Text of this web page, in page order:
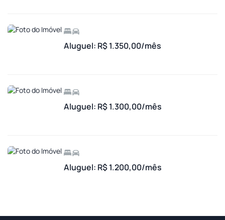
Aluguel: R$ 1.350,00/mês
Aluguel: R$ 1.300,00/mês
Aluguel: R$ 1.200,00/mês